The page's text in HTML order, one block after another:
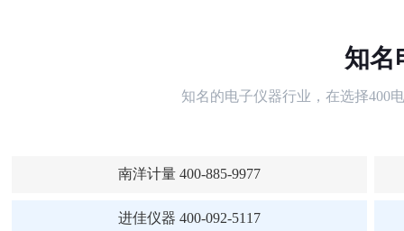
知名
知名的电子仪器行业，在选择400
南洋计量 400-885-9977
进佳仪器 400-092-5117